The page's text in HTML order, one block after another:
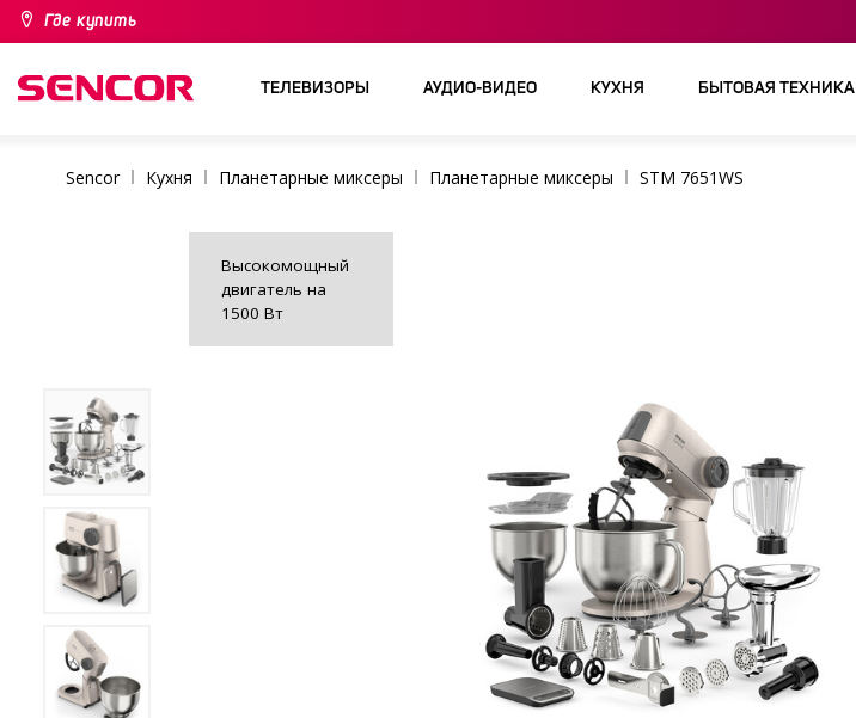
Где купить
ТЕЛЕВИЗОРЫ АУДИО-ВИДЕО КУХНЯ БЫТОВАЯ ТЕХНИКА
Sencor Кухня Планетарные миксеры Планетарные миксеры STM 7651WS
Высокомощный
двигатель на
1500 Вт